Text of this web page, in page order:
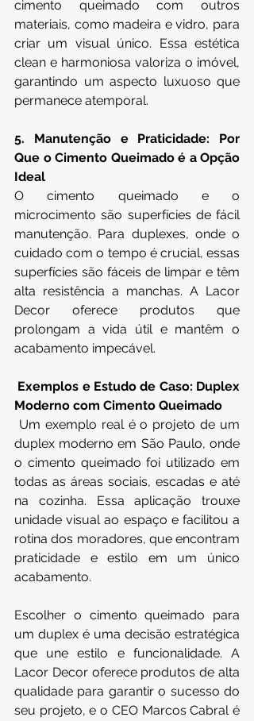
cimento queimado com outros
materiais, como madeira e vidro, para
criar um visual único. Essa estética
clean e harmoniosa valoriza o imóvel,
garantindo um aspecto luxuoso que
permanece atemporal.
5. Manutenção e Praticidade: Por
Que o Cimento Queimado é a Opção
Ideal
O cimento queimado e o
microcimento são superfícies de fácil
manutenção. Para duplexes, onde o
cuidado com o tempo é crucial, essas
superfícies são fáceis de limpar e têm
alta resistência a manchas. A Lacor
Decor oferece produtos que
prolongam a vida útil e mantêm o
acabamento impecável.
Exemplos e Estudo de Caso: Duplex
Moderno com Cimento Queimado
Um exemplo real é o projeto de um
duplex moderno em São Paulo, onde
o cimento queimado foi utilizado em
todas as áreas sociais, escadas e até
na cozinha. Essa aplicação trouxe
unidade visual ao espaço e facilitou a
rotina dos moradores, que encontram
praticidade e estilo em um único
acabamento.
Escolher o cimento queimado para
um duplex é uma decisão estratégica
que une estilo e funcionalidade. A
Lacor Decor oferece produtos de alta
qualidade para garantir o sucesso do
seu projeto, e o CEO Marcos Cabral é